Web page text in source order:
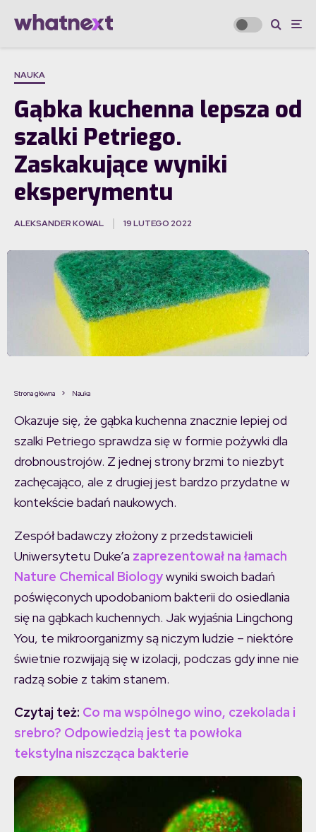
NAUKA
Gąbka kuchenna lepsza od
szalki Petriego.
Zaskakujące wyniki
eksperymentu
ALEKSANDER KOWAL 19 LUTEGO 2022
Strona główna Nauka
Okazuje się, że gąbka kuchenna znacznie lepiej od
szalki Petriego sprawdza się w formie pożywki dla
drobnoustrojów. Z jednej strony brzmi to niezbyt
zachęcająco, ale z drugiej jest bardzo przydatne w
kontekście badań naukowych.
Zespół badawczy złożony z przedstawicieli
Uniwersytetu Duke’a zaprezentował na łamach
Nature Chemical Biologywyniki swoich badań
poświęconych upodobaniom bakterii do osiedlania
się na gąbkach kuchennych. Jak wyjaśnia Lingchong
You, te mikroorganizmy są niczym ludzie – niektóre
świetnie rozwijają się w izolacji, podczas gdy inne nie
radzą sobie z takim stanem.
Czytaj też: Co ma wspólnego wino, czekolada i
srebro? Odpowiedzią jest ta powłoka
tekstylna niszcząca bakterie